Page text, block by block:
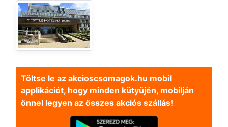
Töltse le az akcioscsomagok.hu mobil
applikációt, hogy minden kütyüjén, mobilján
önnel legyen az összes akciós szállás!